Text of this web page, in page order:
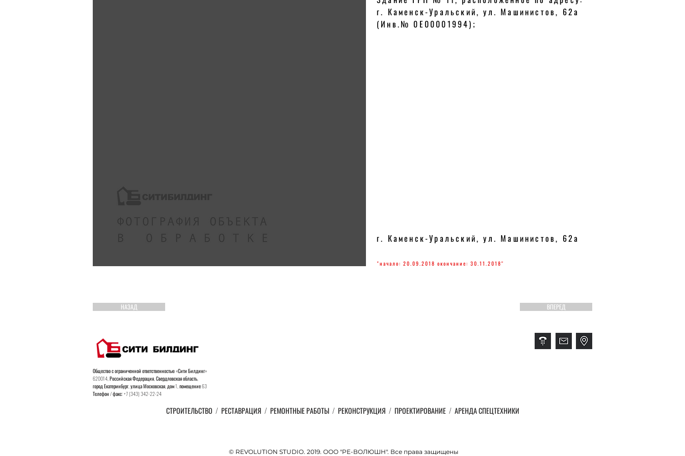
НАЗАД
г. Каменск-Уральский, ул. Машинистов, 62а
(Инв.№ 0Е00001994);
"начало: 20.09.2018 окончание: 30.11.2018"
г. Каменск-Уральский, ул. Машинистов, 62а
ВПЕРЕД
Общество с ограниченной ответственностью «Сити Билдинг»
620014, Российская Федерация, Свердловская область,
городЕкатеринбург, улица Московская, дом 1, помещение 63
Телефон / факс: +7 (343) 342-22-24
СТРОИТЕЛЬСТВО / РЕСТАВРАЦИЯ /РЕМОНТНЫЕ РАБОТЫ/ РЕКОНСТРУКЦИЯ /ПРОЕКТИРОВАНИЕ / АРЕНДА СПЕЦТЕХНИКИ
© REVOLUTION STUDIO. 2019. ООО "РЕ-ВОЛЮШН". Все права защищены